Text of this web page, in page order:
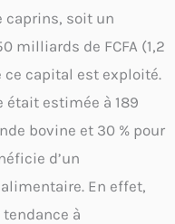
caprins, soit un
milliards de FCFA (1,2
ce capital est exploité.
était estimée à 189
bovine et 30 % pour
d’un
En effet,
à